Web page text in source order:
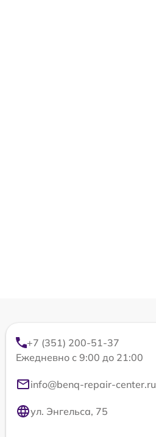
+7 (351) 200-51-37
Ежедневно с 9:00 до 21:00
info@benq-repair-center.ru
ул. Энгельса, 75